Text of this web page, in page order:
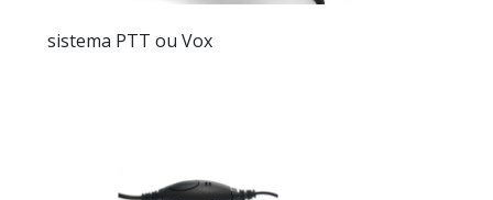
sistema PTT ou Vox